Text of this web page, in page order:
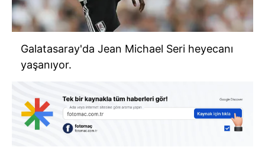
Galatasaray'da Jean Michael Seri heyecanı
yaşanıyor.